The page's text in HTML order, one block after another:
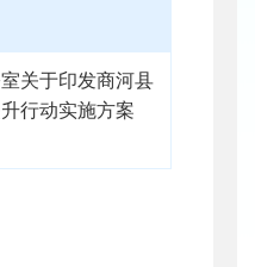
关于印发商河县
行动实施方案